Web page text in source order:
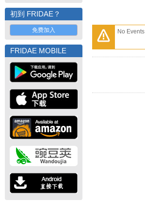
初到 FRIDAE？
免费加入
FRIDAE MOBILE
No Events